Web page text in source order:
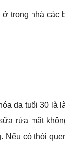
trong nhà các
da tuổi 30 là
rửa mặt
Nếu có thói